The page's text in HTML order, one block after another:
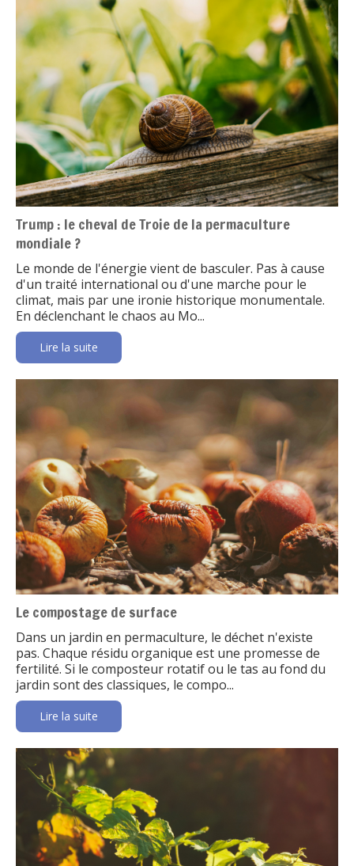
Trump : le cheval de Troie de la permaculture
mondiale ?
Le monde de l'énergie vient de basculer. Pas à cause
d'un traité international ou d'une marche pour le
climat, mais par une ironie historique monumentale.
En déclenchant le chaos au Mo...
Lire la suite
Le compostage de surface
Dans un jardin en permaculture, le déchet n'existe
pas. Chaque résidu organique est une promesse de
fertilité. Si le composteur rotatif ou le tas au fond du
jardin sont des classiques, le compo...
Lire la suite